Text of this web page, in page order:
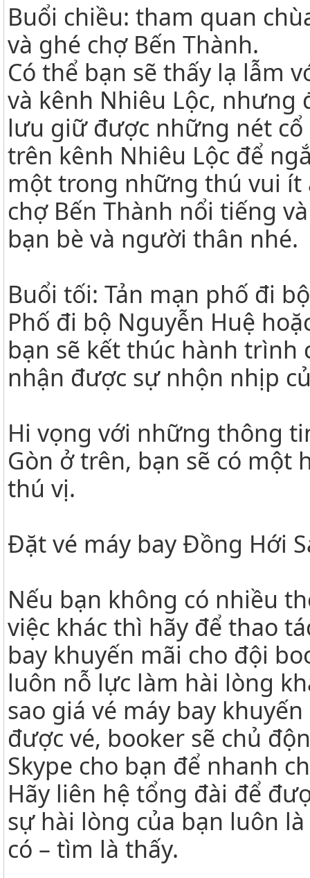
Buổi chiều: tham quan
và ghé chợ Bến Thành.
Có thể bạn sẽ thấy lạ lẫm
và kênh Nhiêu Lộc, nhưng
lưu giữ được những nét cổ
trên kênh Nhiêu Lộc để
một trong những thú vui ít
chợ Bến Thành nổi tiếng
bạn bè và người thân nhé.
Buổi tối: Tản mạn phố đi
Phố đi bộ Nguyễn Huệ
bạn sẽ kết thúc hành trình
nhận được sự nhộn nhịp
Hi vọng với những thông
Gòn ở trên, bạn sẽ có một
thú vị.
Đặt vé máy bay Đồng Hới
Nếu bạn không có nhiều
việc khác thì hãy để thao
bay khuyến mãi cho đội
luôn nỗ lực làm hài lòng
sao giá vé máy bay
được vé, booker sẽ chủ
Skype cho bạn để nhanh
Hãy liên hệ tổng đài để
sự hài lòng của bạn luôn
có – tìm là thấy.